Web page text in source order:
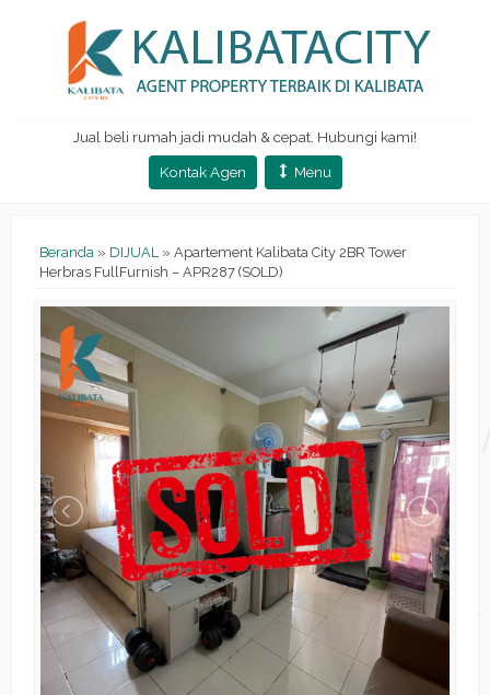
Jual beli rumah jadi mudah & cepat. Hubungi kami!
Kontak Agen
Menu
Beranda » DIJUAL» Apartement Kalibata City 2BR Tower
Herbras FullFurnish – APR287 (SOLD)